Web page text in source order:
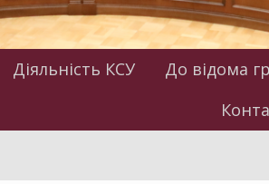
Діяльність КСУ До відома